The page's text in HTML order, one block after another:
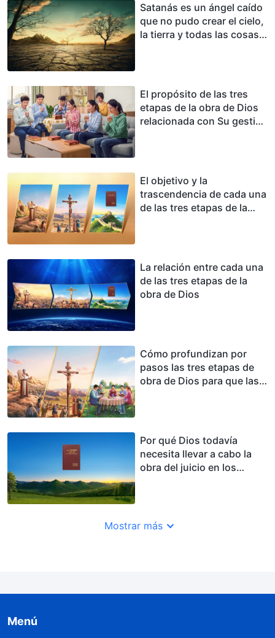
Satanás es un ángel caído
que no pudo crear el cielo,
la tierra y todas las cosas
El propósito de las tres
etapas de la obra de Dios
relacionada con Su gestión
El objetivo y la
trascendencia de cada una
de las tres etapas de la
La relación entre cada una
de las tres etapas de la
obra de Dios
Cómo profundizan por
pasos las tres etapas de
obra de Dios para que las
Por qué Dios todavía
necesita llevar a cabo la
obra del juicio en los
Mostrar más
Menú